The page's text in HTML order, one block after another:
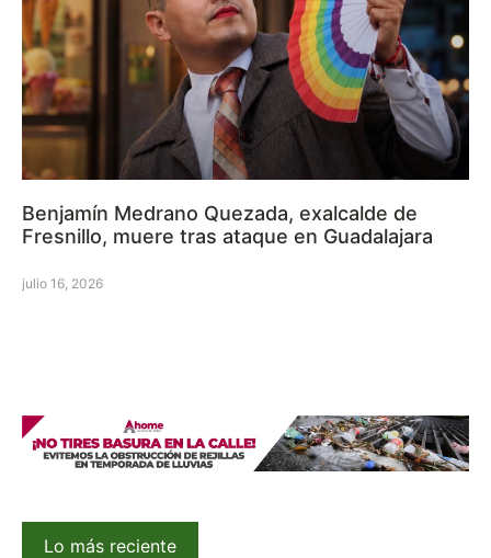
Benjamín Medrano Quezada, exalcalde de
Fresnillo, muere tras ataque en Guadalajara
julio 16, 2026
Lo más reciente